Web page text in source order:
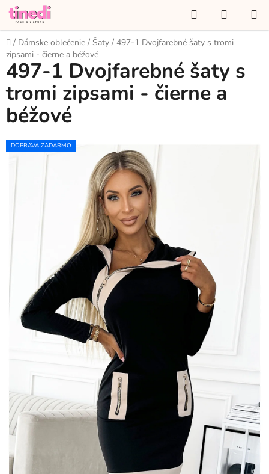
Prejsť
obsah
Hľadať
KOŠÍK
Domov
/ Dámske oblečenie / Šaty / 497-1 Dvojfarebné šaty s tromi
zipsami - čierne a béžové
497-1 Dvojfarebné šaty s
tromi zipsami - čierne a
béžové
DOPRAVA ZADARMO